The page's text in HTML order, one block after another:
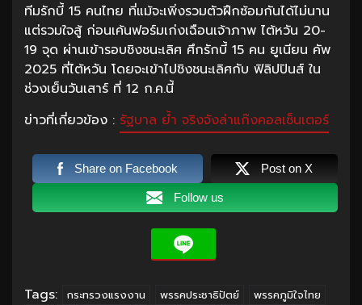
ทีมรักบี้ 15 คนไทย ที่แม้จะเพิ่งรวมตัวฝึกซ้อมกันได้ไม่นาน
แต่รวมใจสู้ ก่อนเค้นฟอร์มเก่งเฉือนเจ้าภาพ ไต้หวัน 20-
19 จุด ผ่านเข้ารอบชิงชนะเลิศ ศึกรักบี้ 15 คน ยูเนียน คัพ
2025 ที่ไต้หวัน โดยจะเข้าไปชิงชนะเลิศกับ ฟิลิปปินส์ ใน
ช่วงเย็นวันเสาร์ ที่ 12 ก.ค.นี้
ข่าวที่เกี่ยวข้อง : รัฐบาล ย้ำ จริงจังล่าแก๊งคอลเซ็นเตอร์
Share on Facebook Post on X
Follow us
Tags: กระทรวงแรงงาน พรรคประชาธิปัตย์
พรรคภูมิใจไทย